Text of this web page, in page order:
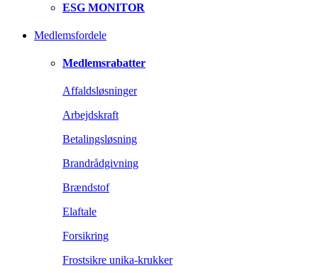
ESG MONITOR
Medlemsfordele
Medlemsrabatter
Affaldsløsninger
Arbejdskraft
Betalingsløsning
Brandrådgivning
Brændstof
Elaftale
Forsikring
Frostsikre unika-krukker